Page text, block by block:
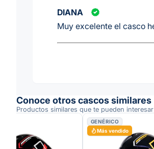
DIANA
Muy excelente el casco
Conoce otros cascos similares
Productos similares que te pueden interesar
GENÉRICO
Más vendido